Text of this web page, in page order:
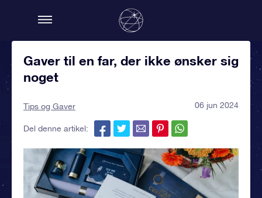
Gaver til en far, der ikke ønsker sig
noget
Tips og Gaver 06 jun 2024
Del denne artikel: